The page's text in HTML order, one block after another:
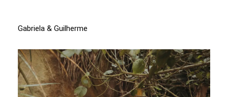
Gabriela & Guilherme